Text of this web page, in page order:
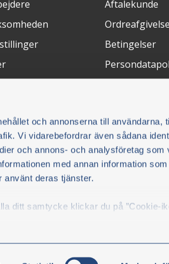
och annonserna till användarna,
Vi vidarebefordrar även sådana
och annons- och analysföretag som
med annan information
använt deras tjänster.
ditt samtycke klickar du på ”Cookie-
Aftalekunde
Betingelser
FAQ